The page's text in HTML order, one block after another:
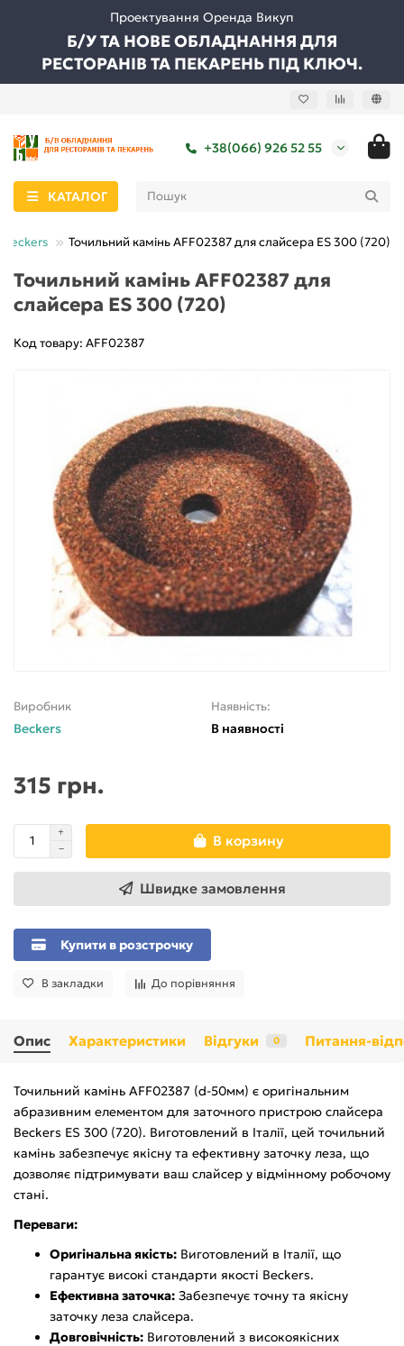
Проектування Оренда Викуп
Б/У ТА НОВЕ ОБЛАДНАННЯ ДЛЯ
РЕСТОРАНІВ ТА ПЕКАРЕНЬ ПІД КЛЮЧ.
+38(066) 926 52 55
КАТАЛОГ
Beckers Точильний камінь AFF02387 для слайсера ES 300 (720)
Точильний камінь AFF02387 для
слайсера ES 300 (720)
Код товару: AFF02387
Виробник
Beckers
Наявність:
В наявності
315 грн.
В корзину
Швидке замовлення
Купити в розстрочку
В закладки До порівняння
Опис Характеристики Відгуки 0 Питання-
Точильний камінь AFF02387 (d-50мм) є оригінальним
абразивним елементом для заточного пристрою слайсера
Beckers ES 300 (720). Виготовлений в Італії, цей точильний
камінь забезпечує якісну та ефективну заточку леза, що
дозволяє підтримувати ваш слайсер у відмінному робочому
стані.
Переваги:
Оригінальна якість: Виготовлений в Італії, що
гарантує високі стандарти якості Beckers.
Ефективна заточка: Забезпечує точну та якісну
заточку леза слайсера.
Довговічність: Виготовлений з високоякісних